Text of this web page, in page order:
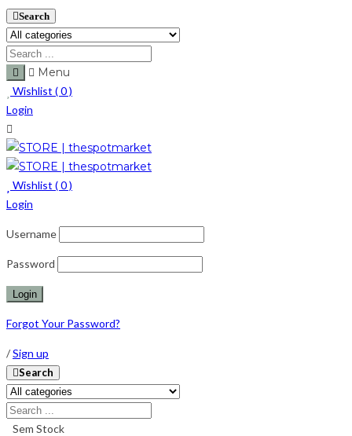
Search
Menu
Wishlist (0)
Login
Wishlist (0)
Login
Username
Password
Forgot Your Password?
/Sign up
Search
Sem Stock